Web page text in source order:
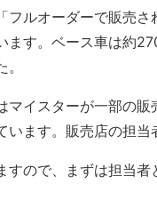
ルオーダーで販売
ます。ベース車は約
イスターが一部の
ます。販売店の担当
すので、まずは担当